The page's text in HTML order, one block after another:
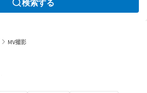
検索する
MV撮影